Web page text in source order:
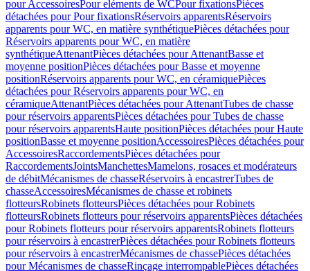
pour AccessoiresPour eléments de WCPour fixationsPièces
détachées pour Pour fixationsRéservoirs apparentsRéservoirs
apparents pour WC, en matière synthétiquePièces détachées pour
Réservoirs apparents pour WC, en matière
synthétiqueAttenantPièces détachées pour AttenantBasse et
moyenne positionPièces détachées pour Basse et moyenne
positionRéservoirs apparents pour WC, en céramiquePièces
détachées pour Réservoirs apparents pour WC, en
céramiqueAttenantPièces détachées pour AttenantTubes de chasse
pour réservoirs apparentsPièces détachées pour Tubes de chasse
pour réservoirs apparentsHaute positionPièces détachées pour Haute
positionBasse et moyenne positionAccessoiresPièces détachées pour
AccessoiresRaccordementsPièces détachées pour
RaccordementsJointsManchettesMamelons, rosaces et modérateurs
de débitMécanismes de chasseRéservoirs à encastrerTubes de
chasseAccessoiresMécanismes de chasse et robinets
flotteursRobinets flotteursPièces détachées pour Robinets
flotteursRobinets flotteurs pour réservoirs apparentsPièces détachées
pour Robinets flotteurs pour réservoirs apparentsRobinets flotteurs
pour réservoirs à encastrerPièces détachées pour Robinets flotteurs
pour réservoirs à encastrerMécanismes de chassePièces détachées
pour Mécanismes de chasseRinçage interrompablePièces détachées